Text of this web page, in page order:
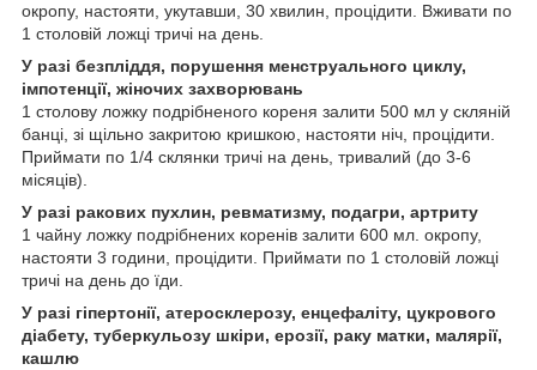
окропу, настояти, укутавши, 30 хвилин, процідити. Вживати по
1 столовій ложці тричі на день.
У разі безпліддя, порушення менструального циклу,
імпотенції, жіночих захворювань
1 столову ложку подрібненого кореня залити 500 мл у скляній
банці, зі щільно закритою кришкою, настояти ніч, процідити.
Приймати по 1/4 склянки тричі на день, тривалий (до 3-6
місяців).
У разі ракових пухлин, ревматизму, подагри, артриту
1 чайну ложку подрібнених коренів залити 600 мл. окропу,
настояти 3 години, процідити. Приймати по 1 столовій ложці
тричі на день до їди.
У разі гіпертонії, атеросклерозу, енцефаліту, цукрового
діабету, туберкульозу шкіри, ерозії, раку матки, малярії,
кашлю